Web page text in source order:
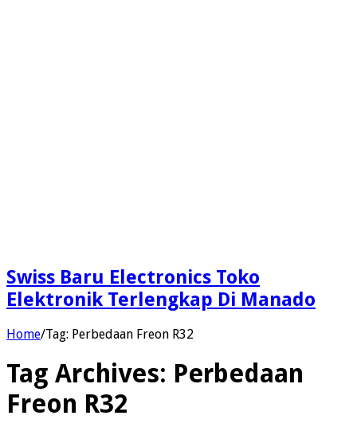
Swiss Baru Electronics Toko
Elektronik Terlengkap Di Manado
Home/Tag: Perbedaan Freon R32
Tag Archives: Perbedaan
Freon R32